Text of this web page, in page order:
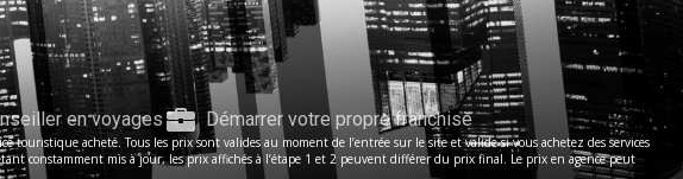
en voyages Démarrer votre propre franchise
acheté. Tous les prix sont valides au moment de l’entrée sur le site et valide si vous achetez des services
constamment mis à jour, les prix affichés à l’étape 1 et 2 peuvent différer du prix final. Le prix en agence peut